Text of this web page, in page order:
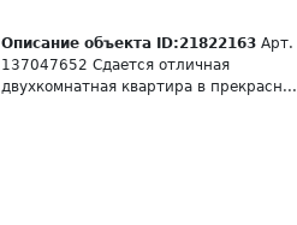
Описание объекта ID:21822163Арт.
137047652 Сдается отличная
двухкомнатная квартира в прекрасн...